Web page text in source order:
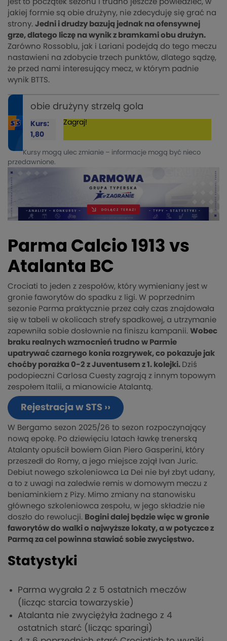
jest to początek sezonu i trudno jeszcze powiedzieć, w
jakiej formie są obie drużyny, nie zdecyduję się grać na
strony. Jedni i drudzy bazują jednak na ofensywnej
grze, dlatego liczę na wynik z bramkami obu drużyn.
Zarówno Rossoblu, jak i Lariani podejdą do tego meczu
nastawieni na zdobycie trzech punktów, dlatego sądzę,
że przed nami interesujący mecz, w którym padnie
wynik BTTS.
obie drużyny strzelą gola
Kurs:
1,80
Zagraj!
Kursy mogą ulec zmianie – informacje mogą być nieco
przedawnione.
Parma Calcio 1913 vs
Atalanta BC
Crociati to jeden z zespołów, który wymieniany jest w
gronie faworytów do spadku z ligi. W poprzednim
sezonie Parma praktycznie przez cały czas znajdowała
się w tabeli w okolicach strefy spadkowej, a utrzymanie
zapewniła sobie dosłownie na finiszu kampanii. Wobec
braku realnych wzmocnień trudno w Parmie
upatrywać czarnego konia rozgrywek, co pokazuje jak
choćby porażka 0-2 z Juventusem z 1. kolejki. Dziś
podopieczni Carlosa Cuesty zagrają z innym topowym
zespołem Italii, a mianowicie Atalantą.
Rejestracja w STS ››
W Bergamo sezon 2025/26 to sezon rozpoczynający
nową epokę. Po dziewięciu latach ławkę trenerską
Atalanty opuścił bowiem Gian Piero Gasperini, który
przeszedł do Romy, a jego miejsce zajął Ivan Juric.
Debiut nowego szkoleniowca La Dei nie był zbyt udany,
a to z uwagi na zaledwie remis w domowym meczu z
beniaminkiem z Pizy. Mimo zmiany na stanowisku
głównego szkoleniowca zespołu, w jego składzie nie
doszło do rewolucji. Bogini dalej będzie więc w gronie
faworytów do walki o najwyższe lokaty, a w potyczce z
Parmą za cel powinna stawiać sobie zwycięstwo.
Statystyki
Parma wygrała 2 z 5 ostatnich meczów
(licząc starcia towarzyskie)
Atalanta nie zwyciężyła żadnego z 4
ostatnich starć (licząc sparingi)